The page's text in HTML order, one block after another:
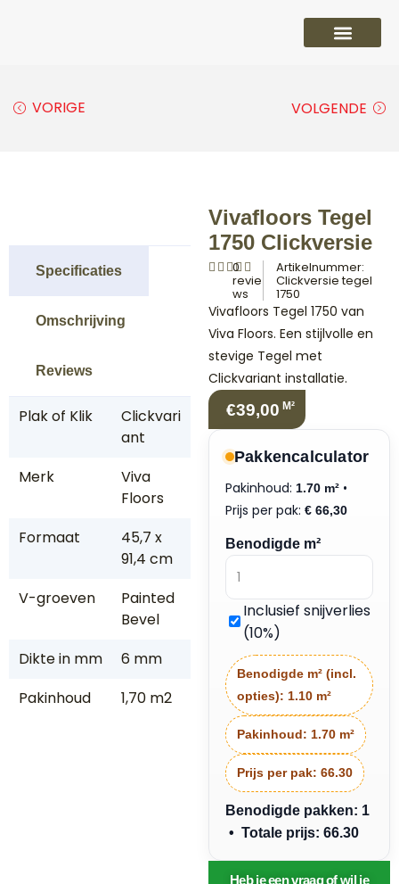
VORIGE VOLGENDE
Specificaties
Omschrijving
Reviews
Plak of Klik
Clickvari
ant
Merk
Viva
Floors
Formaat
45,7 x
91,4 cm
V-groeven
Painted
Bevel
Dikte in mm
6 mm
Pakinhoud
1,70 m2
Vivafloors Tegel
1750 Clickversie
0
revie
ws
Artikelnummer:
Clickversie tegel
1750
Vivafloors Tegel 1750 van
Viva Floors. Een stijlvolle en
stevige Tegel met
Clickvariant installatie.
€39,00 M²
Pakkencalculator
Pakinhoud: 1.70 m² •
Prijs per pak: € 66,30
Benodigde m²
Inclusief snijverlies
(10%)
Benodigde m² (incl.
opties): 1.10 m²
Pakinhoud: 1.70 m²
Prijs per pak: 66.30
Benodigde pakken: 1
• Totale prijs: 66.30
Heb je een vraag of wil je